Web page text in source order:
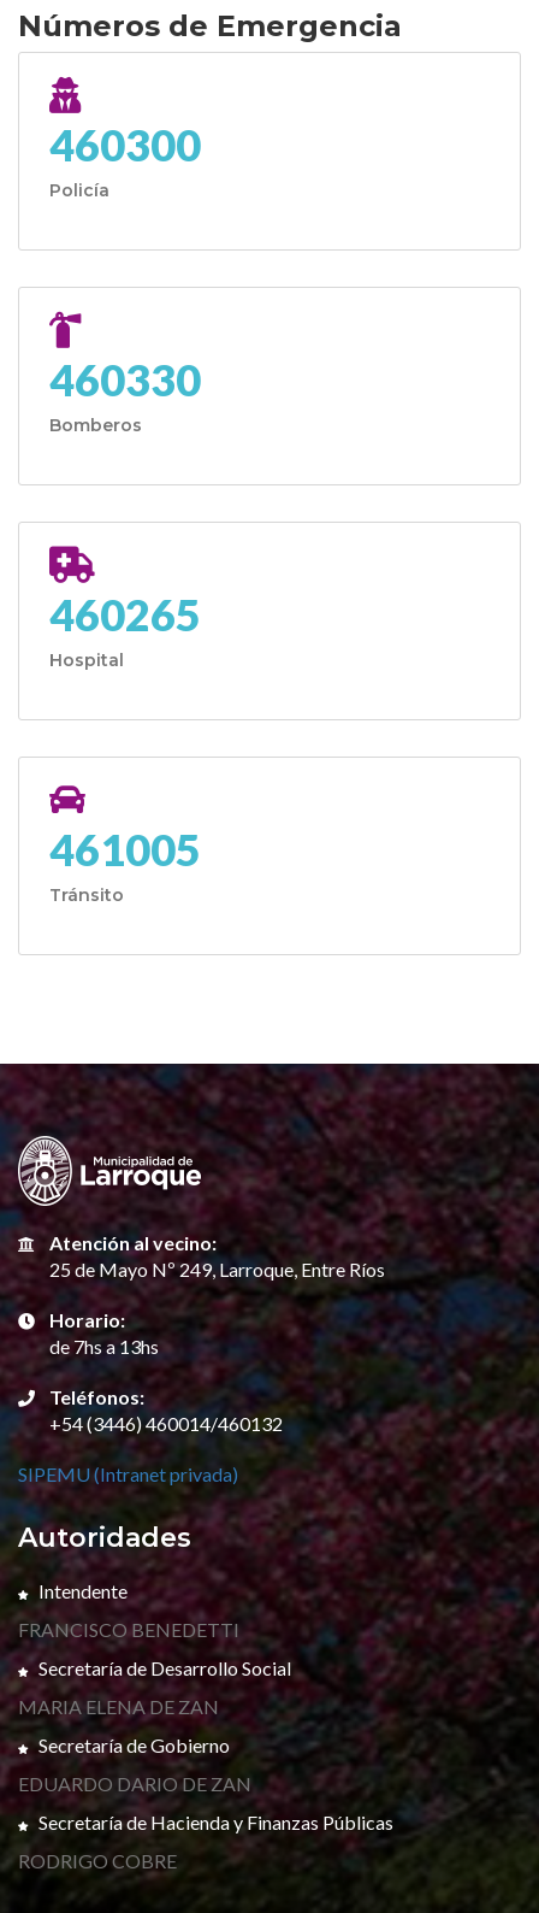
Números de Emergencia
460300
Policía
460330
Bomberos
460265
Hospital
461005
Tránsito
Atención al vecino:
25 de Mayo Nº 249, Larroque, Entre Ríos
Horario:
de 7hs a 13hs
Teléfonos:
+54 (3446) 460014/460132
SIPEMU (Intranet privada)
Autoridades
Intendente
FRANCISCO BENEDETTI
Secretaría de Desarrollo Social
MARIA ELENA DE ZAN
Secretaría de Gobierno
EDUARDO DARIO DE ZAN
Secretaría de Hacienda y Finanzas Públicas
RODRIGO COBRE